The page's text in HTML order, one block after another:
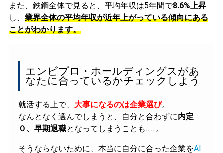
また、鉄鋼全体で見ると、平均年収は5年間で8.6%上昇
し、 業界全体の平均年収が近年上がっている傾向にある
ことがわかります。
エンビプロ・ホールディングスがあ
なたに合っているかチェックしよう
就活する上で、 大事になるのは企業選び。
なんとなく選んでしまうと、自分と合わずに内定
０、早期退職となってしまうことも……。
そうならないために、本当に自分に合った企業をAI